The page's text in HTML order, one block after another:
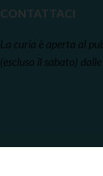
CONTATTACI
La curia è aperta al
(escluso il sabato)